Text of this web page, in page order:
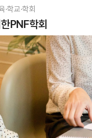
·학교·학회
PNF학회